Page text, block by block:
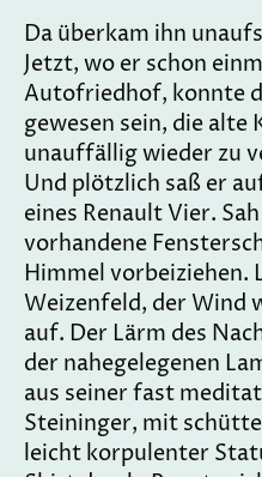
Da überkam ihn
Jetzt, wo er schon
Autofriedhof, konnte
gewesen sein, die alte
unauffällig wieder zu
Und plötzlich saß er
eines Renault Vier.
vorhandene
Himmel vorbeiziehen.
Weizenfeld, der Wind
auf. Der Lärm des
der nahegelegenen
aus seiner fast
Steininger, mit
leicht korpulenter